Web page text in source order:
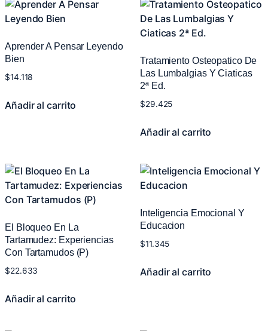
Aprender A Pensar Leyendo
Bien
$14.118
Añadir al carrito
Tratamiento Osteopatico De
Las Lumbalgias Y Ciaticas
2ª Ed.
$29.425
Añadir al carrito
El Bloqueo En La
Tartamudez: Experiencias
Con Tartamudos (P)
$22.633
Añadir al carrito
Inteligencia Emocional Y
Educacion
$11.345
Añadir al carrito